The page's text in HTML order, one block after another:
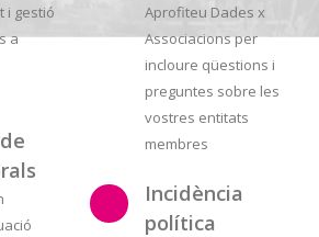
i gestió
a
Aprofiteu Dades x
Associacions per
incloure qüestions i
preguntes sobre les
vostres entitats
membres
Incidència
política